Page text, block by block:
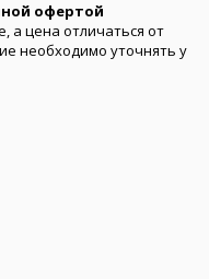
офертой
а цена отличаться от
необходимо уточнять у